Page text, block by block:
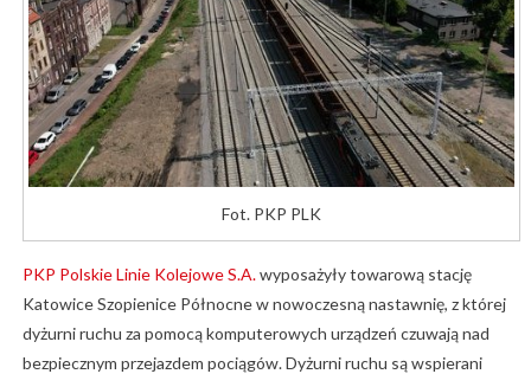
Fot. PKP PLK
PKP Polskie Linie Kolejowe S.A.wyposażyły towarową stację
Katowice Szopienice Północne w nowoczesną nastawnię, z której
dyżurni ruchu za pomocą komputerowych urządzeń czuwają nad
bezpiecznym przejazdem pociągów. Dyżurni ruchu są wspierani